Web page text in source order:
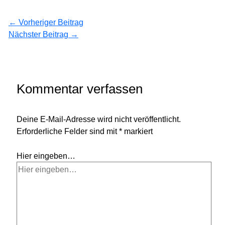
← Vorheriger Beitrag
Nächster Beitrag →
Kommentar verfassen
Deine E-Mail-Adresse wird nicht veröffentlicht.
Erforderliche Felder sind mit* markiert
Hier eingeben…